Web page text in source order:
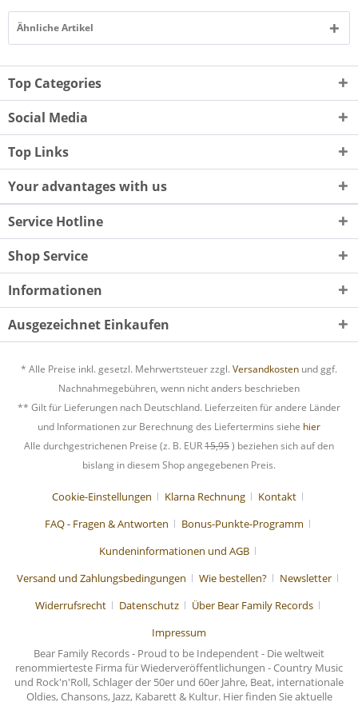
Ähnliche Artikel
Top Categories
Social Media
Top Links
Your advantages with us
Service Hotline
Shop Service
Informationen
Ausgezeichnet Einkaufen
* Alle Preise inkl. gesetzl. Mehrwertsteuer zzgl. Versandkosten und ggf.
Nachnahmegebühren, wenn nicht anders beschrieben
** Gilt für Lieferungen nach Deutschland. Lieferzeiten für andere Länder
und Informationen zur Berechnung des Liefertermins siehe hier
Alle durchgestrichenen Preise (z. B. EUR15,95) beziehen sich auf den
bislang in diesem Shop angegebenen Preis.
Cookie-Einstellungen Klarna Rechnung
Kontakt
FAQ - Fragen & Antworten
Bonus-Punkte-Programm
Kundeninformationen und AGB
Versand und Zahlungsbedingungen
Wie bestellen?
Newsletter
Widerrufsrecht
Datenschutz
Über Bear Family Records
Impressum
Bear Family Records - Proud to be Independent - Die weltweit
renommierteste Firma für Wiederveröffentlichungen - Country Music
und Rock'n'Roll, Schlager der 50er und 60er Jahre, Beat, internationale
Oldies, Chansons, Jazz, Kabarett & Kultur. Hier finden Sie aktuelle